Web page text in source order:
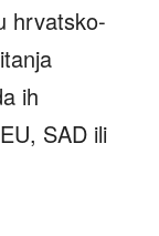
hrvatsko-
ih
SAD ili